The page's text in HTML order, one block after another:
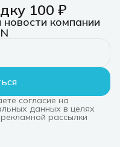
100 ₽
компании
согласие на
данных в целях
рассылки